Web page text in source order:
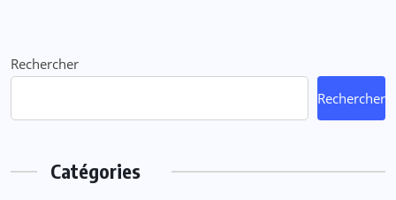
Rechercher
Rechercher
Catégories